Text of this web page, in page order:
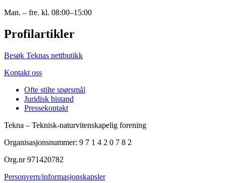
Man. – fre. kl. 08:00–15:00
Profilartikler
Besøk Teknas nettbutikk
Kontakt oss
Ofte stilte spørsmål
Juridisk bistand
Pressekontakt
Tekna – Teknisk-naturvitenskapelig forening
Organisasjonsnummer: 9 7 1 4 2 0 7 8 2
Org.nr 971420782
Personvern/informasjonskapsler